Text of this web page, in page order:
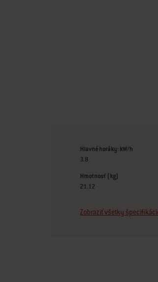
Hlavné horáky: kW/h
3.8
Hmotnosť (kg)
21.12
Zobraziť všetky